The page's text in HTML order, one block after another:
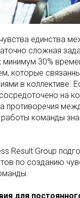
единства
сложная
30%
которые
в коллективе.
на
противоречия
команды
Result Group
по созданию
для